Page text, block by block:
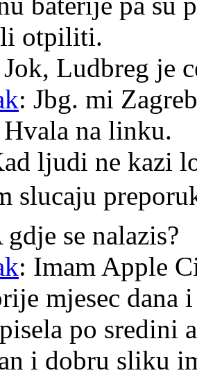
otpiliti.
Ludbreg je
: Jbg. mi
na linku.
ljudi ne kazi
slucaju
gdje se nalazis?
: Imam Apple
mjesec dana
po sredini
i dobru sliku